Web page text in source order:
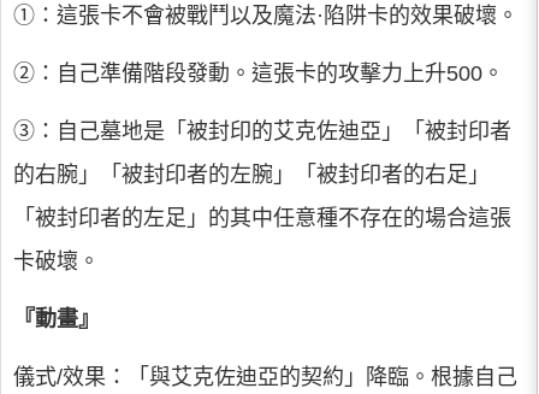
①：這張卡不會被戰鬥以及魔法·陷阱卡的效果破壞。
②：自己準備階段發動。這張卡的攻擊力上升500。
③：自己墓地是「被封印的艾克佐迪亞」「被封印者
的右腕」「被封印者的左腕」「被封印者的右足」
「被封印者的左足」的其中任意種不存在的場合這張
卡破壞。
『動畫』
儀式/效果：「與艾克佐迪亞的契約」降臨。根據自己